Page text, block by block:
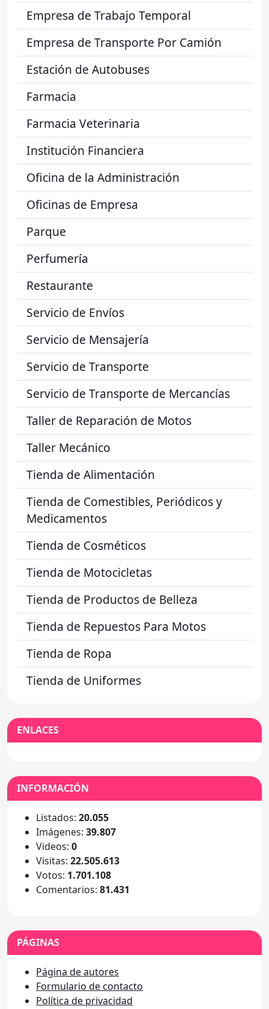
Empresa de Trabajo Temporal
Empresa de Transporte Por Camión
Estación de Autobuses
Farmacia
Farmacia Veterinaria
Institución Financiera
Oficina de la Administración
Oficinas de Empresa
Parque
Perfumería
Restaurante
Servicio de Envíos
Servicio de Mensajería
Servicio de Transporte
Servicio de Transporte de Mercancías
Taller de Reparación de Motos
Taller Mecánico
Tienda de Alimentación
Tienda de Comestibles, Periódicos y
Medicamentos
Tienda de Cosméticos
Tienda de Motocicletas
Tienda de Productos de Belleza
Tienda de Repuestos Para Motos
Tienda de Ropa
Tienda de Uniformes
ENLACES
INFORMACIÓN
Listados: 20.055
Imágenes: 39.807
Videos: 0
Visitas: 22.505.613
Votos: 1.701.108
Comentarios: 81.431
PÁGINAS
Página de autores
Formulario de contacto
Política de privacidad